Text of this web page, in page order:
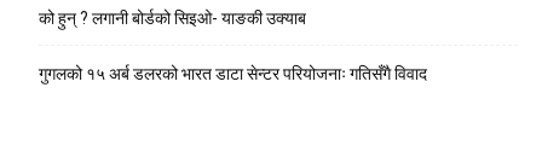
को हुन् ? लगानी बोर्डको सिइओ- याङकी उक्याब
गुगलको १५ अर्ब डलरको भारत डाटा सेन्टर परियोजनाः गतिसँगै विवाद